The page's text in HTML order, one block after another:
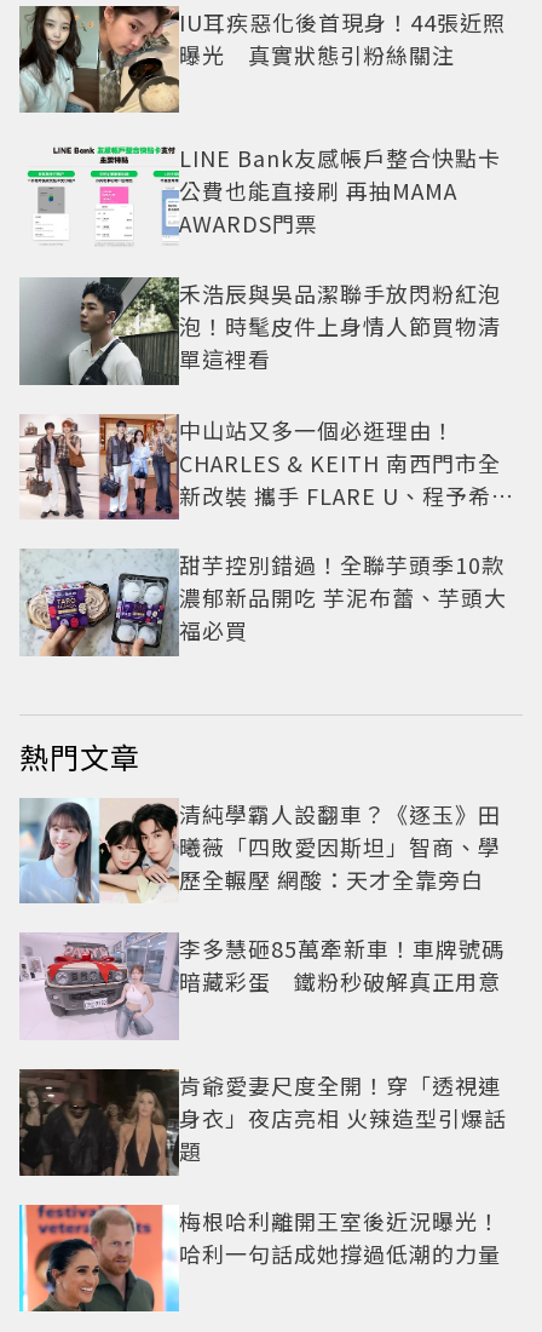
IU耳疾惡化後首現身！44張近照
曝光 真實狀態引粉絲關注
LINE Bank友感帳戶整合快點卡
公費也能直接刷 再抽MAMA
AWARDS門票
禾浩辰與吳品潔聯手放閃粉紅泡
泡！時髦皮件上身情人節買物清
單這裡看
中山站又多一個必逛理由！
CHARLES & KEITH 南西門市全
新改裝 攜手 FLARE U、程予希演
甜芋控別錯過！全聯芋頭季10款
濃郁新品開吃 芋泥布蕾、芋頭大
福必買
熱門文章
清純學霸人設翻車？《逐玉》田
曦薇「四敗愛因斯坦」智商、學
歷全輾壓 網酸：天才全靠旁白
李多慧砸85萬牽新車！車牌號碼
暗藏彩蛋 鐵粉秒破解真正用意
肯爺愛妻尺度全開！穿「透視連
身衣」夜店亮相 火辣造型引爆話
題
梅根哈利離開王室後近況曝光！
哈利一句話成她撐過低潮的力量